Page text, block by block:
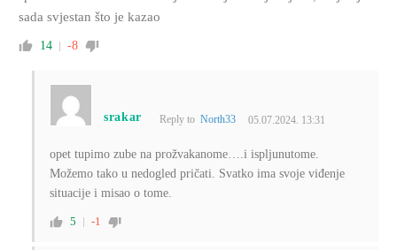
sada svjestan što je kazao
14 -8
srakar Reply toNorth33 05.07.2024. 13:31
opet tupimo zube na prožvakanome….i ispljunutome.
Možemo tako u nedogled pričati. Svatko ima svoje viđenje
situacije i misao o tome.
5 -1